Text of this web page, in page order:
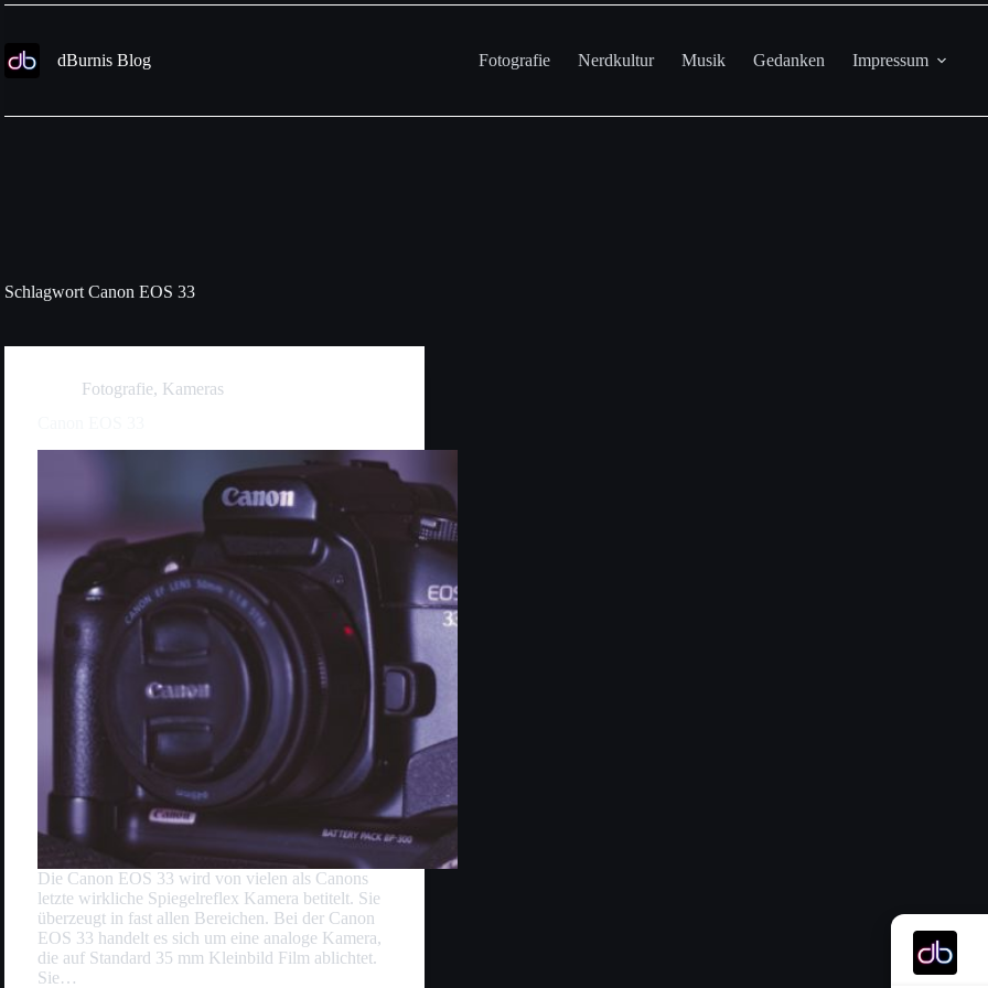
springendBurnis Blog Fotografie Nerdkultur Musik Gedanken Impressum
Schlagwort Canon EOS 33
Fotografie, Kameras
Die Canon EOS 33 wird von vielen als Canons
letzte wirkliche Spiegelreflex Kamera betitelt. Sie
überzeugt in fast allen Bereichen. Bei der Canon
EOS 33 handelt es sich um eine analoge Kamera,
die auf Standard 35 mm Kleinbild Film ablichtet.
Sie…